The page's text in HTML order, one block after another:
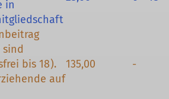
in
bis 18).
auf
135,00 -